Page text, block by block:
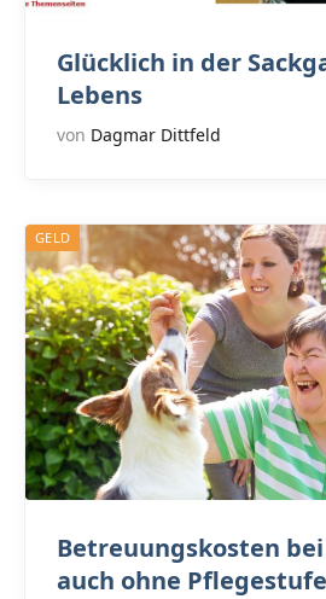
Glücklich in der
Lebens
von Dagmar Dittfeld
GELD
Betreuungskosten
auch ohne Pflegestufe